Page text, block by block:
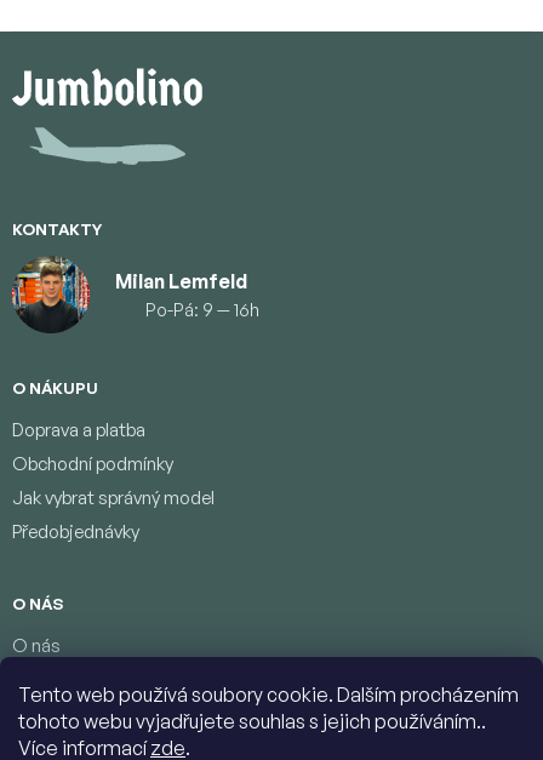
Tento web používá soubory cookie. Dalším procházením
tohoto webu vyjadřujete souhlas s jejich používáním..
Více informacízde.
p
KONTAKTY
Milan Lemfeld
Po-Pá: 9 — 16h
O NÁKUPU
Doprava a platba
Obchodní podmínky
Jak vybrat správný model
Předobjednávky
O NÁS
O nás
Podmínky ochrany osobních údajů
Kontakty